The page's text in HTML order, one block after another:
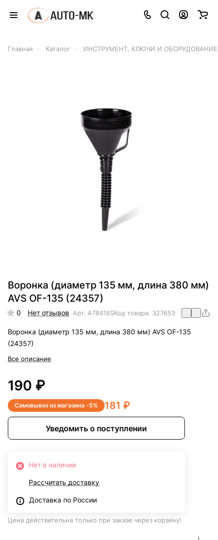
Главная Каталог ИНСТРУМЕНТ, КЛЮЧИ И ОБОРУДОВАНИЕ
Воронка (диаметр 135 мм, длина 380 мм)
AVS OF-135 (24357)
0 Нет отзывов Арт. A78416SКод товара. 327653
Воронка (диаметр 135 мм, длина 380 мм) AVS OF-135
(24357)
Все описание
190 ₽
Самовывоз из магазина -5% 181 ₽
Уведомить о поступлении
Нет в наличии
Рассчитать доставку
Доставка по России
Цена действительна только при заказе через корзину!